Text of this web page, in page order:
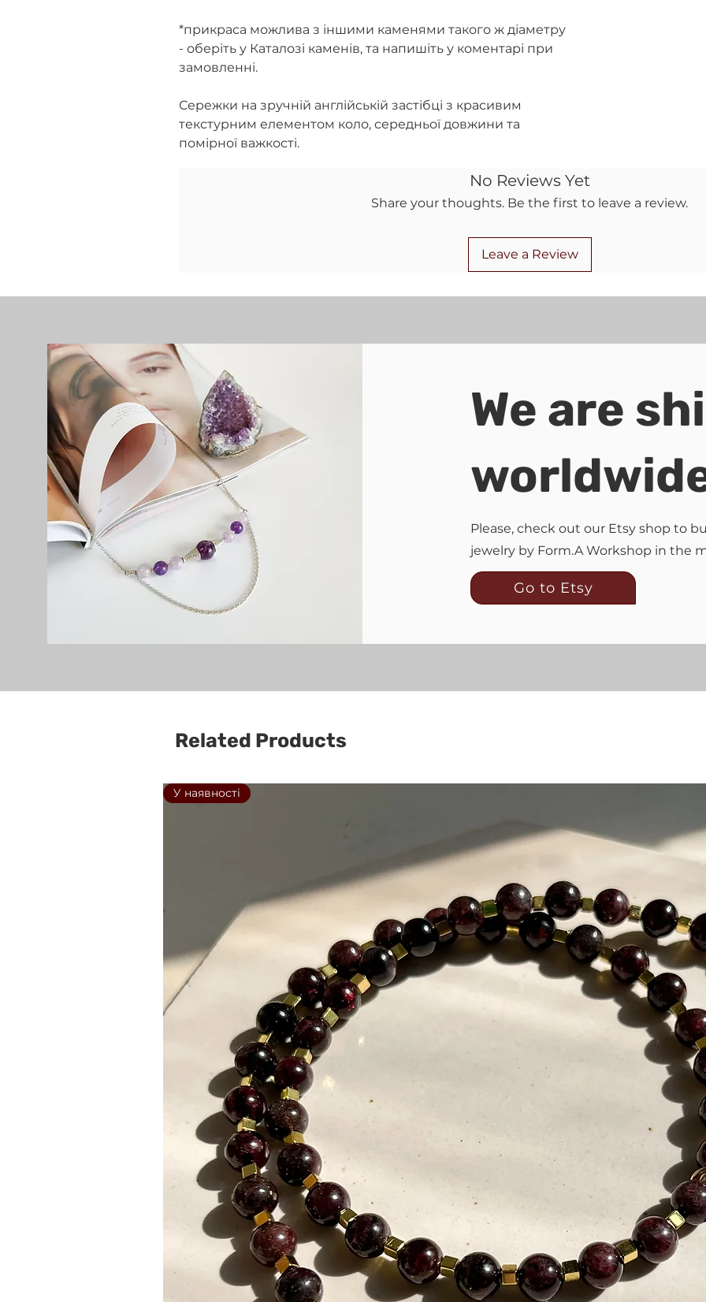
*прикраса можлива з іншими каменями такого ж діаметру
- оберіть у Каталозі каменів, та напишіть у коментарі при
замовленні.
Сережки на зручній англійській застібці з красивим
текстурним елементом коло, середньої довжини та
помірної важкості.
No Reviews Yet
Share your thoughts. Be the first to leave a review.
Leave a Review
We are
Please, check out our Etsy shop to
jewelry by Form.A Workshop in the
Go to Etsy
Related Products
У наявності